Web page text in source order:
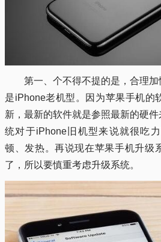
第一、个不得不提的是，合理
是iPhone老机型。因为苹果手机的
新，最新的软件就是参照最新的硬
统对于iPhone旧机型来说就很吃
顿、发热。再说现在苹果手机升级
了，所以要慎重考虑升级系统。